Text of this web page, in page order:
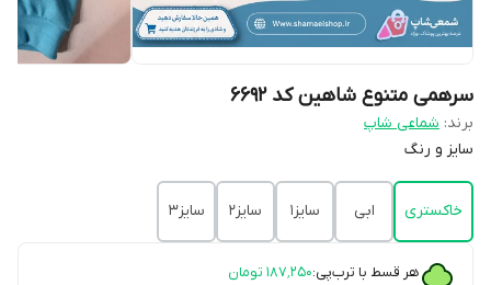
سرهمی متنوع شاهین کد 6692
برند: شماعی شاپ
سایز و رنگ
خاکستری ابی سایز1 سایز2 سایز3
هر قسط با ترب‌پی:۱۸۷٬۲۵۰ تومان